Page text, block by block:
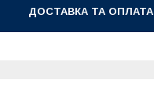
ДОСТАВКА ТА ОПЛАТА